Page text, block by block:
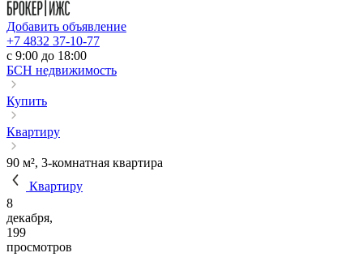
Добавить объявление
+7 4832 37-10-77
c 9:00 до 18:00
БСН недвижимость
Купить
Квартиру
90 м², 3-комнатная квартира
Квартиру
8
декабря,
199
просмотров